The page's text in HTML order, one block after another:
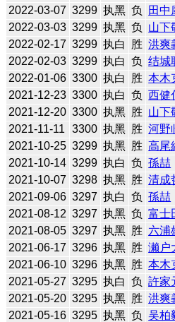
2022-03-07 3299 执黑 负 田中
2022-03-03 3299 执黑 负 山下
2022-02-17 3299 执白 胜 洪爽
2022-02-03 3299 执白 负 结城
2022-01-06 3300 执白 胜 本木
2021-12-23 3300 执白 负 西健
2021-12-20 3300 执黑 胜 山下
2021-11-11
3300 执黑 胜 河野
2021-10-25 3299 执黑 胜 高尾
2021-10-14 3299 执白 负 孫喆
2021-10-07 3298 执黑 胜 清成
2021-09-06 3297 执白 负 孫喆
2021-08-12 3297 执黑 负 富士
2021-08-05 3297 执黑 胜 六浦
2021-06-17 3296 执黑 胜 濑户
2021-06-10 3296 执黑 胜 本木
2021-05-27 3295 执白 负 許家
2021-05-20 3295 执黑 胜 洪爽
2021-05-16 3295 执黑 负 吴柏